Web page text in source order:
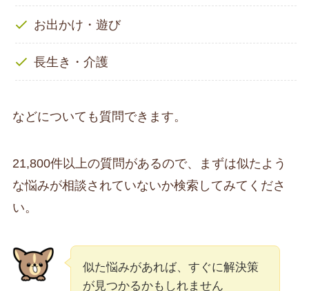
お出かけ・遊び
長生き・介護
などについても質問できます。
21,800件以上の質問があるので、まずは似たよう
な悩みが相談されていないか検索してみてくださ
い。
似た悩みがあれば、すぐに解決策
が見つかるかもしれません